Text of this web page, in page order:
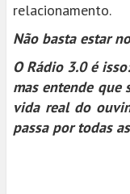
relacionamento.
Não basta estar
O Rádio 3.0 é
mas entende que
vida real do
passa por todas